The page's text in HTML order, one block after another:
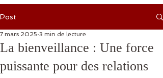
Post
La bienveillance : Une force
puissante pour des relations
7 mars 2025 3 min de lecture